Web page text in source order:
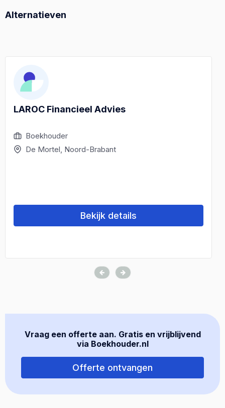
Alternatieven
LAROC Financieel Advies
Boekhouder
De Mortel, Noord-Brabant
Bekijk details
Vraag een offerte aan. Gratis en vrijblijvend
via Boekhouder.nl
Offerte ontvangen